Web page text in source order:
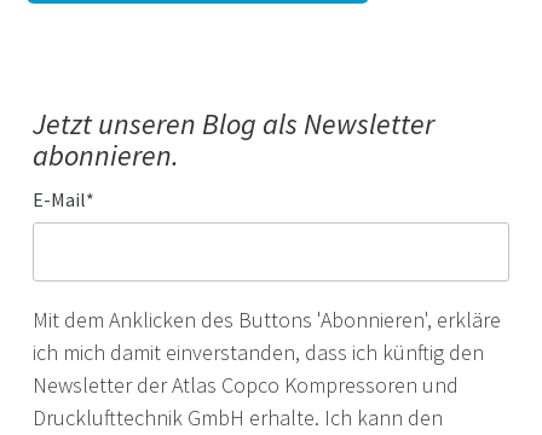
Jetzt unseren Blog als Newsletter
abonnieren.
E-Mail*
Mit dem Anklicken des Buttons 'Abonnieren', erkläre
ich mich damit einverstanden, dass ich künftig den
Newsletter der Atlas Copco Kompressoren und
Drucklufttechnik GmbH erhalte. Ich kann den